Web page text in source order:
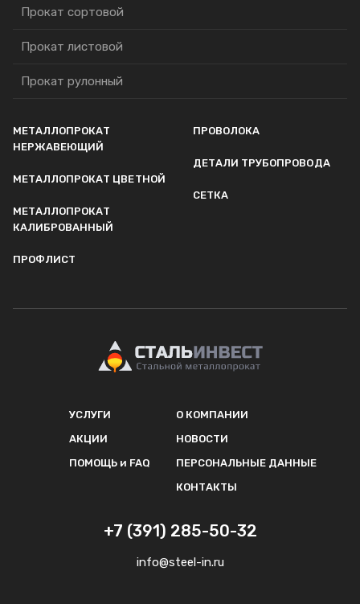
Прокат сортовой
Прокат листовой
Прокат рулонный
МЕТАЛЛОПРОКАТ
НЕРЖАВЕЮЩИЙ
МЕТАЛЛОПРОКАТ ЦВЕТНОЙ
МЕТАЛЛОПРОКАТ
КАЛИБРОВАННЫЙ
ПРОФЛИСТ
ПРОВОЛОКА
ДЕТАЛИ ТРУБОПРОВОДА
СЕТКА
УСЛУГИ
АКЦИИ
ПОМОЩЬ и FAQ
О КОМПАНИИ
НОВОСТИ
ПЕРСОНАЛЬНЫЕ ДАННЫЕ
КОНТАКТЫ
+7 (391) 285-50-32
info@steel-in.ru